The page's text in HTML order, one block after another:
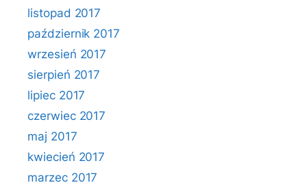
listopad 2017
październik 2017
wrzesień 2017
sierpień 2017
lipiec 2017
czerwiec 2017
maj 2017
kwiecień 2017
marzec 2017